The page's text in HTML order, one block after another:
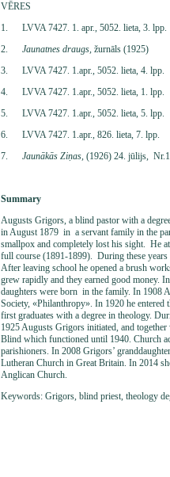
VĒRES
1. LVVA 7427. 1. apr., 5052. lieta, 3. lpp.
2. Jaunatnes draugs, žurnāls (1925)
3. LVVA 7427. 1.apr., 5052. lieta, 4. lpp.
4. LVVA 7427. 1.apr., 5052. lieta, 1. lpp.
5. LVVA 7427. 1.apr., 5052. lieta, 5. lpp.
6. LVVA 7427. 1.apr., 826. lieta, 7. lpp.
7. Jaunākās Ziņas, (1926) 24. jūlijs,
Summary
Augusts Grigors, a blind pastor with a
in August 1879 in a servant family in the
smallpox and completely lost his sight. He
full course (1891-1899). During these years
After leaving school he opened a brush
grew rapidly and they earned good money.
daughters were born in the family. In 1908
Society, «Philanthropy». In 1920 he
first graduates with a degree in theology.
1925 Augusts Grigors initiated, and
Blind which functioned until 1940. Church
parishioners. In 2008 Grigors’
Lutheran Church in Great Britain. In 2014
Anglican Church.
Keywords: Grigors, blind priest, theology